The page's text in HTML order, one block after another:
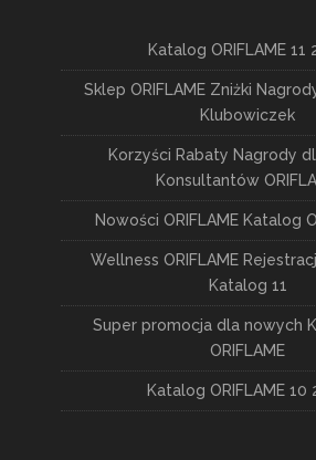
Katalog ORIFLAME 11
Sklep ORIFLAME Zniżki
Klubowiczek
Korzyści Rabaty Nagrody
Konsultantów
Nowości ORIFLAME Katalog
Wellness ORIFLAME
Katalog 11
Super promocja dla nowych
ORIFLAME
Katalog ORIFLAME 10